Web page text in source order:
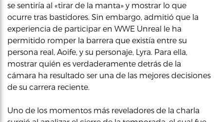
se sentiría al «tirar de la manta» y mostrar lo que
ocurre tras bastidores. Sin embargo, admitió que la
experiencia de participar en WWE Unreal le ha
permitido romper la barrera que existía entre su
persona real, Aoife, y su personaje, Lyra. Para ella,
mostrar quién es verdaderamente detrás de la
cámara ha resultado ser una de las mejores decisiones
de su carrera reciente.
Uno de los momentos más reveladores de la charla